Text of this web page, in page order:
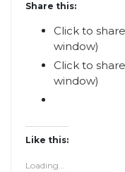
Share this:
Click to
window)
Click to
window)
Like this:
Loading...